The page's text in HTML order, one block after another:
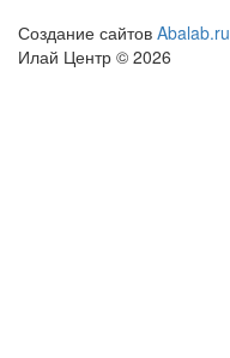
Создание сайтов Abalab.ru
Илай Центр © 2026